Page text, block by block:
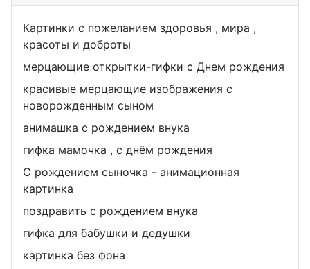
Картинки с пожеланием здоровья , мира ,
красоты и доброты
мерцающие открытки-гифки с Днем рождения
красивые мерцающие изображения с
новорожденным сыном
анимашка с рождением внука
гифка мамочка , с днём рождения
С рождением сыночка - анимационная
картинка
поздравить с рождением внука
гифка для бабушки и дедушки
картинка без фона